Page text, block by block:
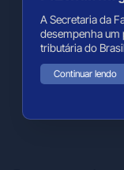
A Secretaria da
desempenha um
tributária do
Continuar lendo